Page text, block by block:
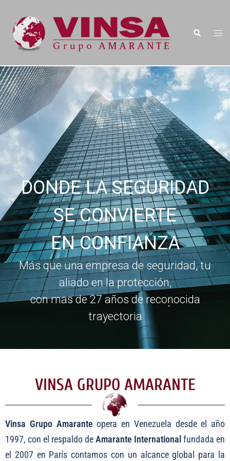
DONDE LA SEGURIDAD
SE CONVIERTE
EN CONFIANZA
Más que una empresa de seguridad, tu
aliado en la protección,
con mas de 27 años de reconocida
trayectoria
VINSA GRUPO AMARANTE
Vinsa Grupo Amarante opera en Venezuela desde el año
1997, con el respaldo deAmarante International fundada en
el 2007 en París contamos con un alcance global para la